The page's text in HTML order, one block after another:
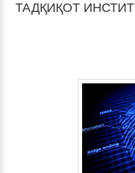
ТАДҚИҚОТ